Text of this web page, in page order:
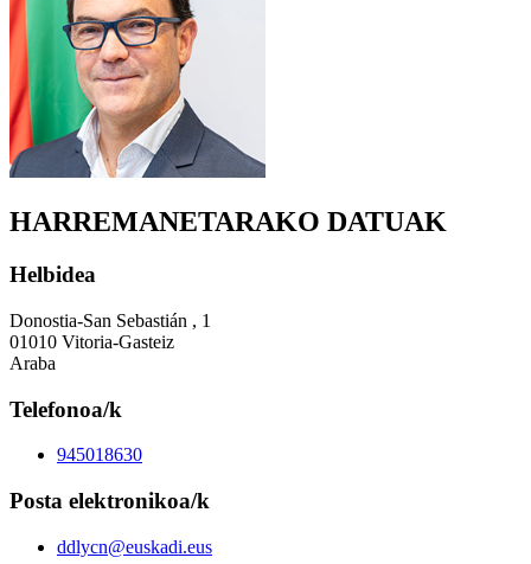
HARREMANETARAKO DATUAK
Helbidea
Donostia-San Sebastián , 1
01010 Vitoria-Gasteiz
Araba
Telefonoa/k
945018630
Posta elektronikoa/k
ddlycn@euskadi.eus